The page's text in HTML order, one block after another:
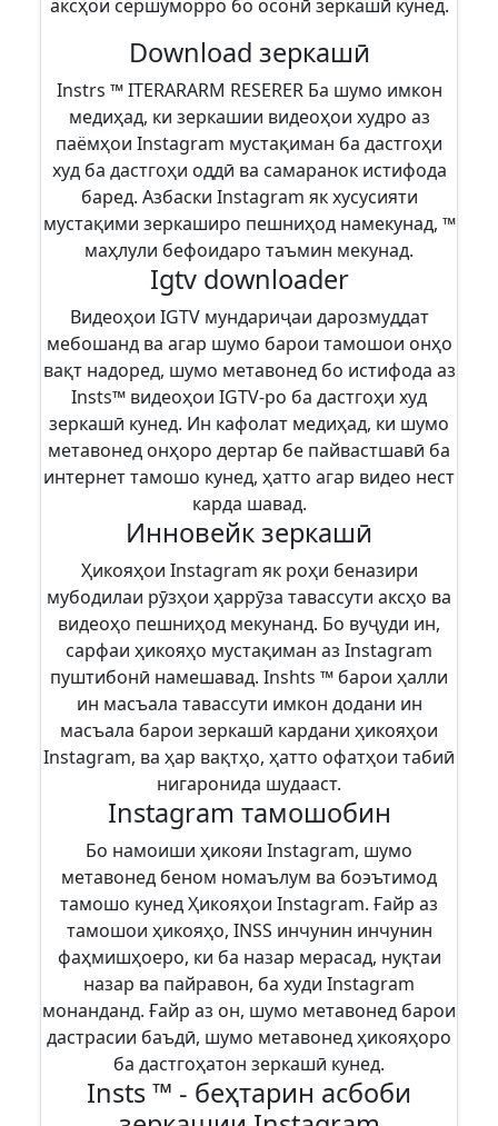
аксҳои сершуморро бо осонӣ зеркашӣ кунед.
Download зеркашӣ
Instrs ™ ITERARARM RESERER Ба шумо имкон
медиҳад, ки зеркашии видеоҳои худро аз
паёмҳои Instagram мустақиман ба дастгоҳи
худ ба дастгоҳи оддӣ ва самаранок истифода
баред. Азбаски Instagram як хусусияти
мустақими зеркаширо пешниҳод намекунад, ™
маҳлули бефоидаро таъмин мекунад.
Igtv downloader
Видеоҳои IGTV мундариҷаи дарозмуддат
мебошанд ва агар шумо барои тамошои онҳо
вақт надоред, шумо метавонед бо истифода аз
Insts™ видеоҳои IGTV-ро ба дастгоҳи худ
зеркашӣ кунед. Ин кафолат медиҳад, ки шумо
метавонед онҳоро дертар бе пайвастшавӣ ба
интернет тамошо кунед, ҳатто агар видео нест
карда шавад.
Инновейк зеркашӣ
Ҳикояҳои Instagram як роҳи беназири
мубодилаи рӯзҳои ҳаррӯза тавассути аксҳо ва
видеоҳо пешниҳод мекунанд. Бо вуҷуди ин,
сарфаи ҳикояҳо мустақиман аз Instagram
пуштибонӣ намешавад. Inshts ™ барои ҳалли
ин масъала тавассути имкон додани ин
масъала барои зеркашӣ кардани ҳикояҳои
Instagram, ва ҳар вақтҳо, ҳатто офатҳои табиӣ
нигаронида шудааст.
Instagram тамошобин
Бо намоиши ҳикояи Instagram, шумо
метавонед беном номаълум ва боэътимод
тамошо кунед Ҳикояҳои Instagram. Ғайр аз
тамошои ҳикояҳо, INSS инчунин инчунин
фаҳмишҳоеро, ки ба назар мерасад, нуқтаи
назар ва пайравон, ба худи Instagram
монанданд. Ғайр аз он, шумо метавонед барои
дастрасии баъдӣ, шумо метавонед ҳикояҳоро
ба дастгоҳатон зеркашӣ кунед.
Insts ™ - беҳтарин асбоби